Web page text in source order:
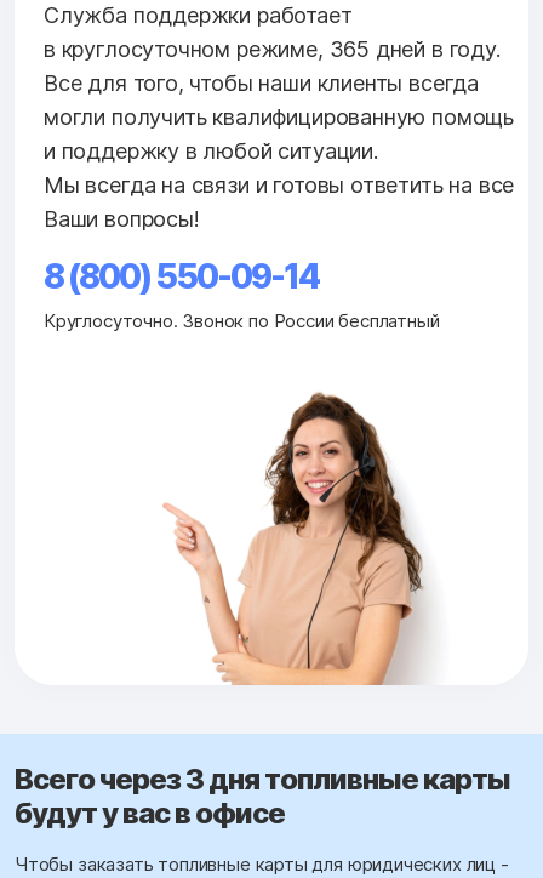
Служба поддержки работает
в круглосуточном режиме, 365 дней в году.
Все для того, чтобы наши клиенты всегда
могли получить квалифицированную помощь
и поддержку в любой ситуации.
Мы всегда на связи и готовы ответить на все
Ваши вопросы!
8 (800) 550-09-14
Круглосуточно. Звонок по России бесплатный
Всего через 3 дня топливные карты
будут у вас в офисе
Чтобы заказать топливные карты для юридических лиц -